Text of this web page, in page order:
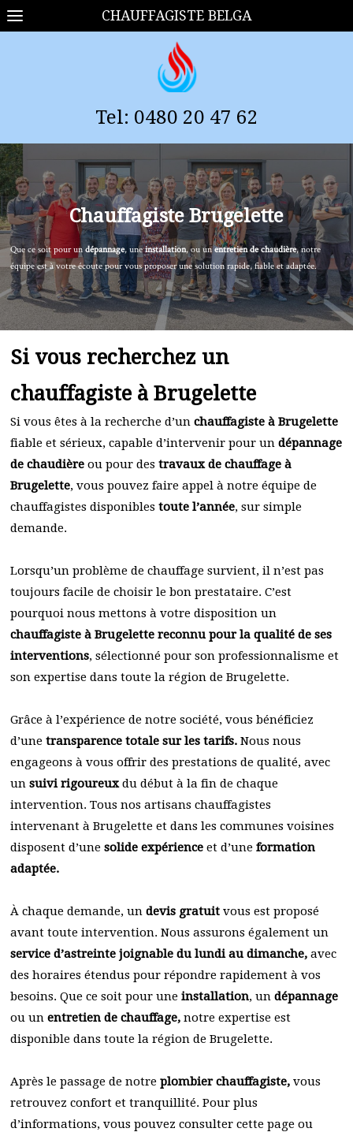
CHAUFFAGISTE BELGA
Tel: 0480 20 47 62
ChauffagisteBrugelette
Que ce soit pour un dépannage, uneinstallation, ou unentretien de chaudière, notre
équipe est à votre écoute pour vous proposer une solution rapide, fiable et adaptée.
Si vous recherchez un
chauffagiste à Brugelette
Si vous êtes à la recherche d’un chauffagiste à Brugelette
fiable et sérieux, capable d’intervenir pour un dépannage
de chaudière ou pour des travaux de chauffage à
Brugelette, vous pouvez faire appel à notre équipe de
chauffagistes disponibles toute l’année, sur simple
demande.
Lorsqu’un problème de chauffage survient, il n’est pas
toujours facile de choisir le bon prestataire. C’est
pourquoi nous mettons à votre disposition un
chauffagiste à Brugelette reconnu pour la qualité de ses
interventions, sélectionné pour son professionnalisme et
son expertise dans toute la région de Brugelette.
Grâce à l’expérience de notre société, vous bénéficiez
d’une transparence totale sur les tarifs. Nous nous
engageons à vous offrir des prestations de qualité, avec
un suivi rigoureuxdu début à la fin de chaque
intervention. Tous nos artisans chauffagistes
intervenant à Brugelette et dans les communes voisines
disposent d’une solide expérience et d’une formation
adaptée.
À chaque demande, un devis gratuit vous est proposé
avant toute intervention. Nous assurons également un
service d’astreinte joignable du lundi au dimanche, avec
des horaires étendus pour répondre rapidement à vos
besoins. Que ce soit pour une installation, un dépannage
ou un entretien de chauffage, notre expertise est
disponible dans toute la région de Brugelette.
Après le passage de notre plombier chauffagiste, vous
retrouvez confort et tranquillité. Pour plus
d’informations, vous pouvez consulter cette page ou